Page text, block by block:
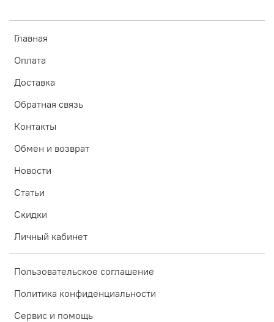
Главная
Оплата
Доставка
Обратная связь
Контакты
Обмен и возврат
Новости
Статьи
Скидки
Личный кабинет
Пользовательское соглашение
Политика конфиденциальности
Сервис и помощь